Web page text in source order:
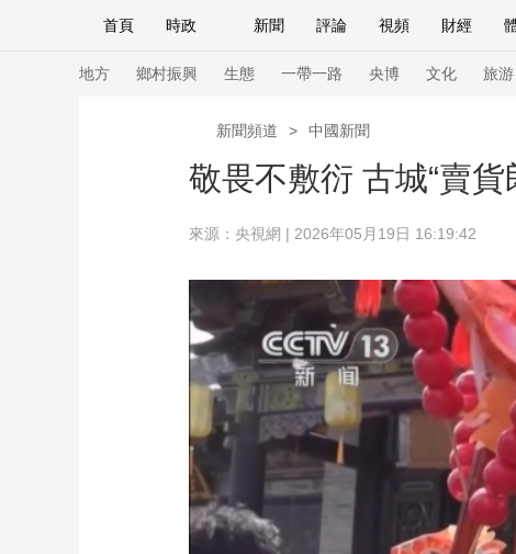
首頁 時政 新聞 評論 視頻 財經
人民領袖習近平 中國領導人 央視快評 習式
直播 片庫 欄目大全 節目單 聽音 微視頻 主
海外頻道 iPanda English Монгол
地方 鄉村振興 生態 一帶一路 央博 文化 旅游
聯播+ 熱解讀 天天學習
小央視頻 小央直播 直播中國 熊貓頻
前線 比劃 快看 藍海中國 新兵請
直播 競猜 2026年世界盃 2026年冬奧
CCTV奧林匹克頻道 生活體育大會 體
教育 鄉村振興 一帶一路
新聞頻道 > 中國新聞
敬畏不敷衍 古城“賣
來源：央視網 | 2026年05月19日 16:19:42